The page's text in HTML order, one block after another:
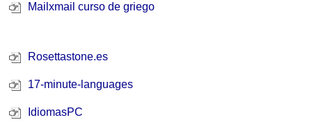
Mailxmail curso de griego
Rosettastone.es
17-minute-languages
IdiomasPC